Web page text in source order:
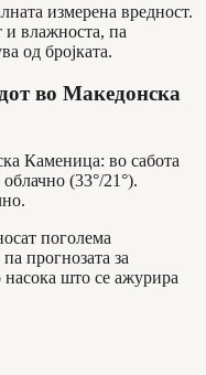
измерена вредност.
и влажноста, па
од бројката.
во Македонска
Каменица: во сабота
(33°/21°).
поголема
прогнозата за
насока што се ажурира